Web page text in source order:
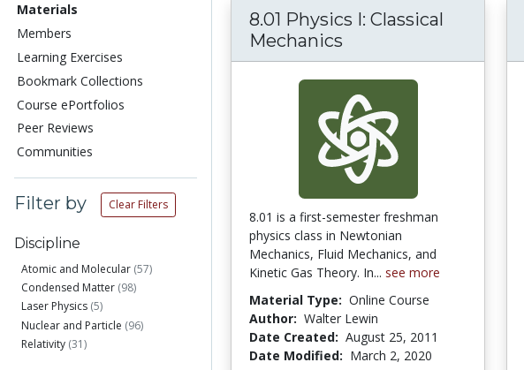
Materials
Members
Learning Exercises
Bookmark Collections
Course ePortfolios
Peer Reviews
Communities
Filter by Clear Filters
Discipline
Atomic and Molecular (57)
Condensed Matter (98)
Laser Physics (5)
Nuclear and Particle (96)
Relativity (31)
8.01 Physics I: Classical
Mechanics
8.01 is a first-semester freshman
physics class in Newtonian
Mechanics, Fluid Mechanics, and
Kinetic Gas Theory. In... see more
Material Type: Online Course
Author: Walter Lewin
Date Created: August 25, 2011
Date Modified: March 2, 2020